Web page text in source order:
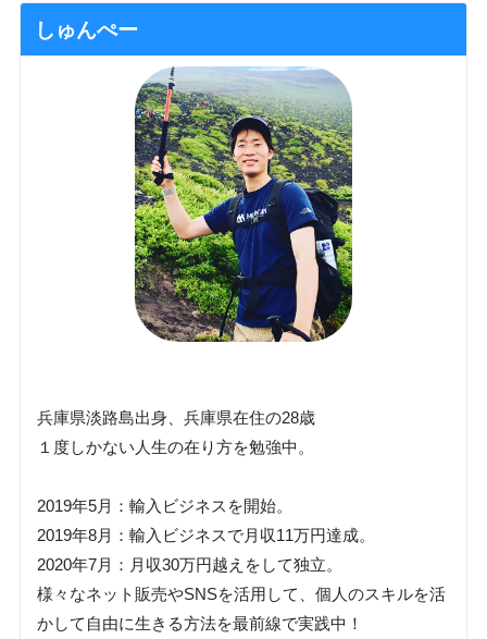
しゅんぺー
兵庫県淡路島出身、兵庫県在住の28歳
１度しかない人生の在り方を勉強中。
2019年5月：輸入ビジネスを開始。
2019年8月：輸入ビジネスで月収11万円達成。
2020年7月：月収30万円越えをして独立。
様々なネット販売やSNSを活用して、個人のスキルを活
かして自由に生きる方法を最前線で実践中！